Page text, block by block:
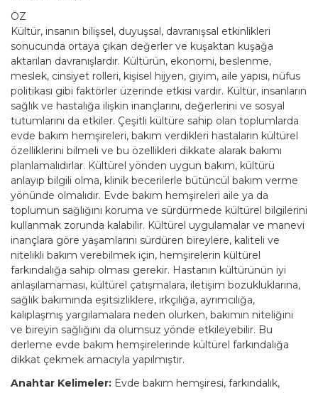
ÖZ
Kültür, insanın bilişsel, duyuşsal, davranışsal etkinlikleri
sonucunda ortaya çıkan değerler ve kuşaktan kuşağa
aktarılan davranışlardır. Kültürün, ekonomi, beslenme,
meslek, cinsiyet rolleri, kişisel hijyen, giyim, aile yapısı, nüfus
politikası gibi faktörler üzerinde etkisi vardır. Kültür, insanların
sağlık ve hastalığa ilişkin inançlarını, değerlerini ve sosyal
tutumlarını da etkiler. Çeşitli kültüre sahip olan toplumlarda
evde bakım hemşireleri, bakım verdikleri hastaların kültürel
özelliklerini bilmeli ve bu özellikleri dikkate alarak bakımı
planlamalıdırlar. Kültürel yönden uygun bakım, kültürü
anlayıp bilgili olma, klinik becerilerle bütüncül bakım verme
yönünde olmalıdır. Evde bakım hemşireleri aile ya da
toplumun sağlığını koruma ve sürdürmede kültürel bilgilerini
kullanmak zorunda kalabilir. Kültürel uygulamalar ve manevi
inançlara göre yaşamlarını sürdüren bireylere, kaliteli ve
nitelikli bakım verebilmek için, hemşirelerin kültürel
farkındalığa sahip olması gerekir. Hastanın kültürünün iyi
anlaşılamaması, kültürel çatışmalara, iletişim bozukluklarına,
sağlık bakımında eşitsizliklere, ırkçılığa, ayrımcılığa,
kalıplaşmış yargılamalara neden olurken, bakımın niteliğini
ve bireyin sağlığını da olumsuz yönde etkileyebilir. Bu
derleme evde bakım hemşirelerinde kültürel farkındalığa
dikkat çekmek amacıyla yapılmıştır.
Anahtar Kelimeler: Evde bakım hemşiresi, farkındalık,